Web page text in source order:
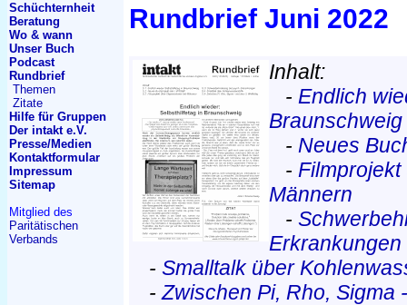
Schüchternheit
Beratung
Wo & wann
Unser Buch
Podcast
Rundbrief
Themen
Zitate
Hilfe für Gruppen
Der intakt e.V.
Presse/Medien
Kontaktformular
Impressum
Sitemap
Mitglied des
Paritätischen
Verbands
Rundbrief Juni 2022
Inhalt:
- Endlich
Braunschweig
- Neues
-
Männern
-
Erkrankungen
- Smalltalk über
-Zwischen Pi, Rho, Sigma